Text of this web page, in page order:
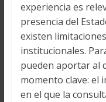
experiencia es
presencia del
existen
institucionales.
pueden aportar al
momento clave: el
en el que la